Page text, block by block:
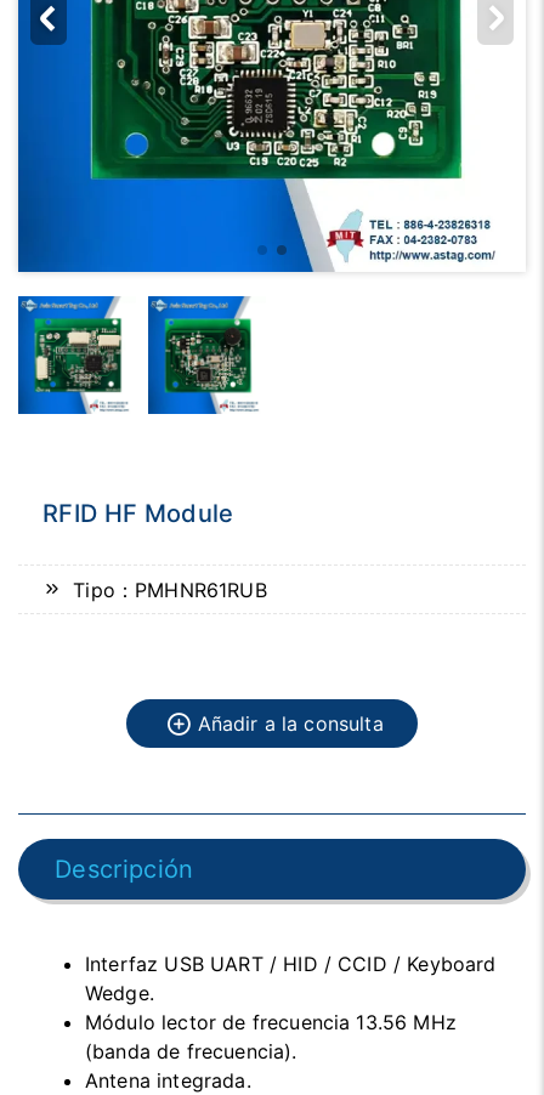
RFID HF Module
Tipo：PMHNR61RUB
Añadir a la consulta
Descripción
Interfaz USB UART / HID / CCID / Keyboard
Wedge.
Módulo lector de frecuencia 13.56 MHz
(banda de frecuencia).
Antena integrada.